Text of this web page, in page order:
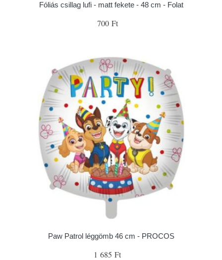
Fóliás csillag lufi - matt fekete - 48 cm - Folat
700 Ft
Paw Patrol léggömb 46 cm - PROCOS
1 685 Ft